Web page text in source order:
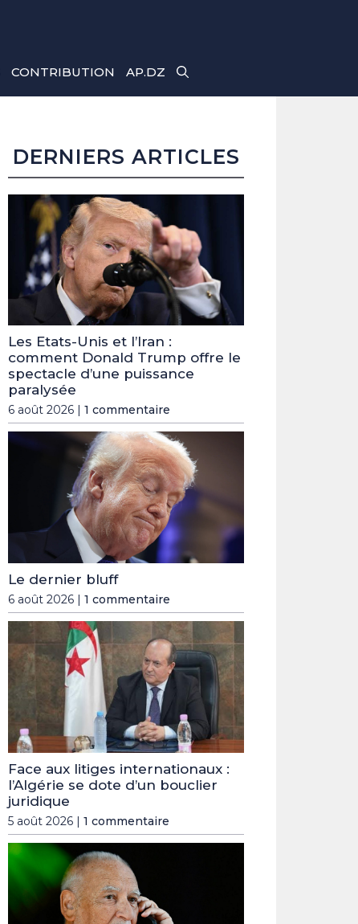
CONTRIBUTION AP.DZ
DERNIERS ARTICLES
Les Etats-Unis et l’Iran :
comment Donald Trump offre le
spectacle d’une puissance
paralysée
6 août 2026 | 1 commentaire
Le dernier bluff
6 août 2026 | 1 commentaire
Face aux litiges internationaux :
l’Algérie se dote d’un bouclier
juridique
5 août 2026 | 1 commentaire